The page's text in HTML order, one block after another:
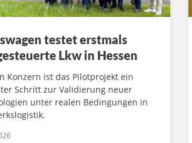
testet erstmals
Lkw in Hessen
Konzern ist das Pilotprojekt ein
Schritt zur Validierung neuer
unter realen Bedingungen in